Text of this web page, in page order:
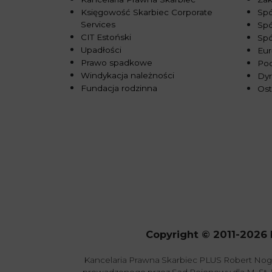
Księgowość Skarbiec Corporate
Services
CIT Estoński
Upadłości
Prawo spadkowe
Windykacja należności
Fundacja rodzinna
Copyright © 2011-
Kancelaria Prawna Skarbiec PLUS Robert